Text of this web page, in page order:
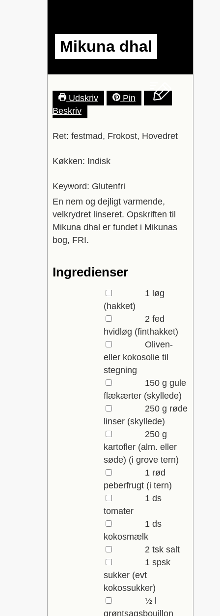
Mikuna dhal
Udskriv
Pin
Beskriv
Ret: festmad, Frokost, Hovedret
Køkken: Indisk
Keyword: Glutenfri
En nem og dejligt varmende,
velkrydret linseret. Opskriften til
Mikuna dhal er fundet i Mikunas
bog, FRI.
Ingredienser
1 løg
(hakket)
2 fed
hvidløg (finthakket)
Oliven-
eller kokosolie til
stegning
150 g gule
flækærter (skyllede)
250 g røde
linser (skyllede)
250 g
kartofler (alm. eller
søde) (i grove tern)
1 rød
peberfrugt (i tern)
1 ds
tomater
1 ds
kokosmælk
2 tsk salt
1 spsk
sukker (evt
kokossukker)
½ l
grøntsagsbouillon